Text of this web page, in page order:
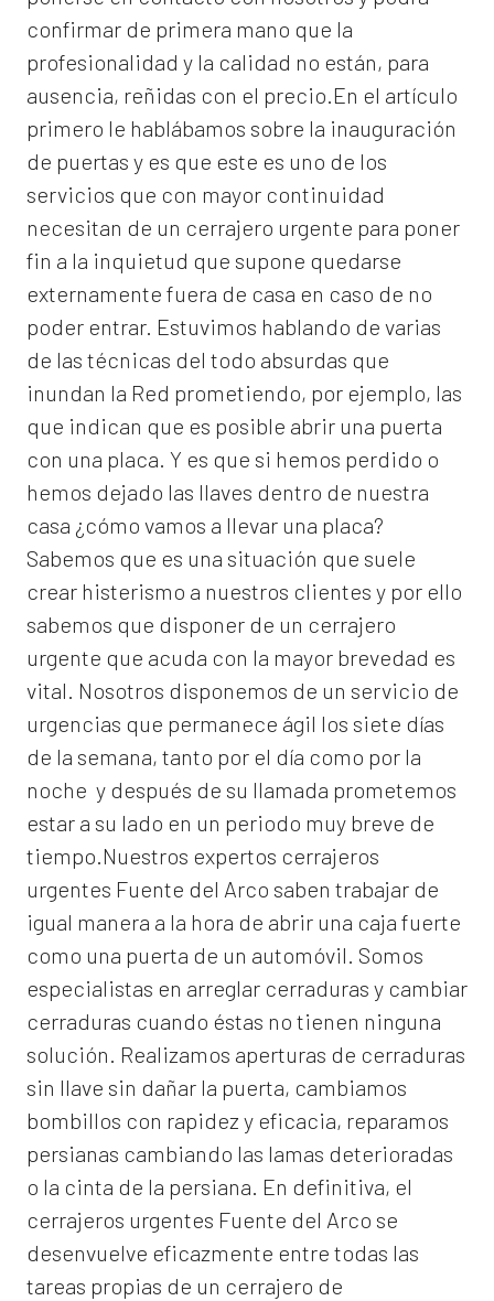
confirmar de primera mano que la
profesionalidad y la calidad no están, para
ausencia, reñidas con el precio.En el artículo
primero le hablábamos sobre la inauguración
de puertas y es que este es uno de los
servicios que con mayor continuidad
necesitan de un cerrajero urgente para poner
fin a la inquietud que supone quedarse
externamente fuera de casa en caso de no
poder entrar. Estuvimos hablando de varias
de las técnicas del todo absurdas que
inundan la Red prometiendo, por ejemplo, las
que indican que es posible abrir una puerta
con una placa. Y es que si hemos perdido o
hemos dejado las llaves dentro de nuestra
casa ¿cómo vamos a llevar una placa?
Sabemos que es una situación que suele
crear histerismo a nuestros clientes y por ello
sabemos que disponer de un cerrajero
urgente que acuda con la mayor brevedad es
vital. Nosotros disponemos de un servicio de
urgencias que permanece ágil los siete días
de la semana, tanto por el día como por la
noche y después de su llamada prometemos
estar a su lado en un periodo muy breve de
tiempo.Nuestros expertos cerrajeros
urgentes Fuente del Arco saben trabajar de
igual manera a la hora de abrir una caja fuerte
como una puerta de un automóvil. Somos
especialistas en arreglar cerraduras y cambiar
cerraduras cuando éstas no tienen ninguna
solución. Realizamos aperturas de cerraduras
sin llave sin dañar la puerta, cambiamos
bombillos con rapidez y eficacia, reparamos
persianas cambiando las lamas deterioradas
o la cinta de la persiana. En definitiva, el
cerrajeros urgentes Fuente del Arco se
desenvuelve eficazmente entre todas las
tareas propias de un cerrajero de